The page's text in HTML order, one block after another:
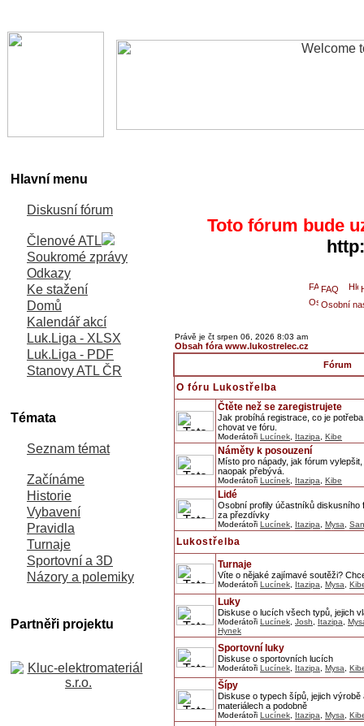
Hlavní menu
Diskusní fórum
Členové ATL
Soukromé zprávy
Odkazy
Ke stažení
Domů
Kalendář akcí
Luk.Liga - XLSX
Luk.Liga - PDF
Stanovy ATL ČR
Témata
Seznam témat
Začínáme
Historie
Vybavení
Pravidla
Turnaje
Sportovní a 3D
Názory a polemiky
Partněři projektu
Toto fórum bude
FAQ
Osobní
Právě je čt srpen 06, 2026 8:03 am
Obsah fóra www.lukostrelec.cz
Fórum
O fóru Lukostřelba
Čtěte než se zaregistrujete
Jak probíhá registrace, co je
chovat ve fóru.
Moderátoři Lucínek Itazipa Kibe
Náměty k posouzení
Místo pro nápady, jak fórum
naopak přebývá.
Moderátoři Lucínek Itazipa Kibe
Lidé
Osobní profily účastníků
za přezdívky
Moderátoři Lucínek Itazipa Mysa
Lukostřelba
Turnaje
Víte o nějaké zajímavé soutěži?
Moderátoři Lucínek Itazipa Mysa
Luky
Diskuse o lucích všech typů, jejich
Moderátoři Lucínek Josh Itazipa
Hynek
Sportovní luky
Diskuse o sportovních lucích
Moderátoři Lucínek Itazipa Mysa
Šípy
Diskuse o typech šípů, jejich
materiálech a podobně
Moderátoři Lucínek Itazipa Mysa